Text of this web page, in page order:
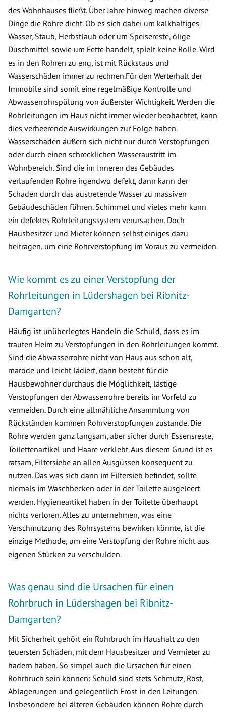
des Wohnhauses fließt. Über Jahre hinweg machen diverse
Dinge die Rohre dicht. Ob es sich dabei um kalkhaltiges
Wasser, Staub, Herbstlaub oder um Speisereste, ölige
Duschmittel sowie um Fette handelt, spielt keine Rolle. Wird
es in den Rohren zu eng, ist mit Rückstaus und
Wasserschäden immer zu rechnen.Für den Werterhalt der
Immobile sind somit eine regelmäßige Kontrolle und
Abwasserrohrspülung von äußerster Wichtigkeit. Werden die
Rohrleitungen im Haus nicht immer wieder beobachtet, kann
dies verheerende Auswirkungen zur Folge haben.
Wasserschäden äußern sich nicht nur durch Verstopfungen
oder durch einen schrecklichen Wasseraustritt im
Wohnbereich. Sind die im Inneren des Gebäudes
verlaufenden Rohre irgendwo defekt, dann kann der
Schaden durch das austretende Wasser zu massiven
Gebäudeschäden führen. Schimmel und vieles mehr kann
ein defektes Rohrleitungssystem verursachen. Doch
Hausbesitzer und Mieter können selbst einiges dazu
beitragen, um eine Rohrverstopfung im Voraus zu vermeiden.
Wie kommt es zu einer Verstopfung der
Rohrleitungen in Lüdershagen bei Ribnitz-
Damgarten?
Häufig ist unüberlegtes Handeln die Schuld, dass es im
trauten Heim zu Verstopfungen in den Rohrleitungen kommt.
Sind die Abwasserrohre nicht von Haus aus schon alt,
marode und leicht lädiert, dann besteht für die
Hausbewohner durchaus die Möglichkeit, lästige
Verstopfungen der Abwasserrohre bereits im Vorfeld zu
vermeiden. Durch eine allmähliche Ansammlung von
Rückständen kommen Rohrverstopfungen zustande. Die
Rohre werden ganz langsam, aber sicher durch Essensreste,
Toilettenartikel und Haare verklebt. Aus diesem Grund ist es
ratsam, Filtersiebe an allen Ausgüssen konsequent zu
nutzen. Das was sich dann im Filtersieb befindet, sollte
niemals im Waschbecken oder in der Toilette ausgeleert
werden. Hygieneartikel haben in der Toilette überhaupt
nichts verloren. Alles zu unternehmen, was eine
Verschmutzung des Rohrsystems bewirken könnte, ist die
einzige Methode, um eine Verstopfung der Rohre nicht aus
eigenen Stücken zu verschulden.
Was genau sind die Ursachen für einen
Rohrbruch in Lüdershagen bei Ribnitz-
Damgarten?
Mit Sicherheit gehört ein Rohrbruch im Haushalt zu den
teuersten Schäden, mit dem Hausbesitzer und Vermieter zu
hadern haben. So simpel auch die Ursachen für einen
Rohrbruch sein können: Schuld sind stets Schmutz, Rost,
Ablagerungen und gelegentlich Frost in den Leitungen.
Insbesondere bei älteren Gebäuden können Rohre durch